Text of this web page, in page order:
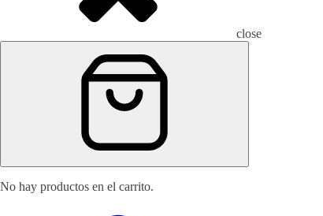
close
No hay productos en el carrito.